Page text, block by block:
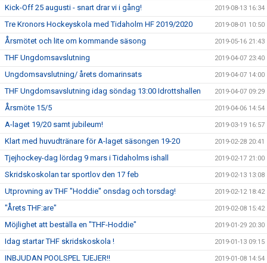
Kick-Off 25 augusti - snart drar vi i gång! 2019-08-13 16:34
Tre Kronors Hockeyskola med Tidaholm HF 2019/2020 2019-08-01 10:50
Årsmötet och lite om kommande säsong 2019-05-16 21:43
THF Ungdomsavslutning 2019-04-07 23:40
Ungdomsavslutning/ årets domarinsats 2019-04-07 14:00
THF Ungdomsavslutning idag söndag 13:00 Idrottshallen 2019-04-07 09:29
Årsmöte 15/5 2019-04-06 14:54
A-laget 19/20 samt jubileum! 2019-03-19 16:57
Klart med huvudtränare för A-laget säsongen 19-20 2019-02-28 20:41
Tjejhockey-dag lördag 9 mars i Tidaholms ishall 2019-02-17 21:00
Skridskoskolan tar sportlov den 17 feb 2019-02-13 13:08
Utprovning av THF "Hoddie" onsdag och torsdag! 2019-02-12 18:42
"Årets THF:are" 2019-02-08 15:42
Möjlighet att beställa en "THF-Hoddie" 2019-01-29 20:30
Idag startar THF skridskoskola ! 2019-01-13 09:15
INBJUDAN POOLSPEL TJEJER!! 2019-01-08 14:54